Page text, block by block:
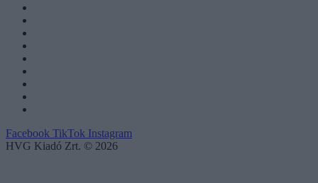
Facebook TikTok Instagram
HVG Kiadó Zrt. © 2026